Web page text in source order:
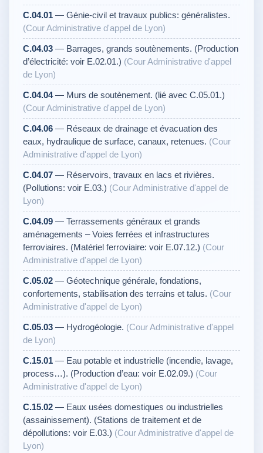
C.04.01 — Génie-civil et travaux publics: généralistes.
(Cour Administrative d'appel de Lyon)
C.04.03 — Barrages, grands soutènements. (Production
d’électricité: voir E.02.01.) (Cour Administrative d'appel
de Lyon)
C.04.04— Murs de soutènement. (lié avec C.05.01.)
(Cour Administrative d'appel de Lyon)
C.04.06 — Réseaux de drainage et évacuation des
eaux, hydraulique de surface, canaux, retenues. (Cour
Administrative d'appel de Lyon)
C.04.07 — Réservoirs, travaux en lacs et rivières.
(Pollutions: voir E.03.) (Cour Administrative d'appel de
Lyon)
C.04.09 — Terrassements généraux et grands
aménagements – Voies ferrées et infrastructures
ferroviaires. (Matériel ferroviaire: voir E.07.12.) (Cour
Administrative d'appel de Lyon)
C.05.02 — Géotechnique générale, fondations,
confortements, stabilisation des terrains et talus. (Cour
Administrative d'appel de Lyon)
C.05.03 — Hydrogéologie. (Cour Administrative d'appel
de Lyon)
C.15.01 — Eau potable et industrielle (incendie, lavage,
process…). (Production d’eau: voir E.02.09.) (Cour
Administrative d'appel de Lyon)
C.15.02 — Eaux usées domestiques ou industrielles
(assainissement). (Stations de traitement et de
dépollutions: voir E.03.) (Cour Administrative d'appel de
Lyon)